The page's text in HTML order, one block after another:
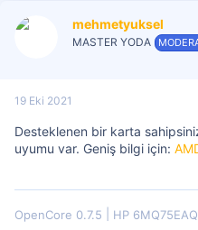
mehmetyuksel
MASTER YODA
19 Eki 2021
Desteklenen bir karta
uyumu var. Geniş bilgi için:
OpenCore 0.7.5
HP